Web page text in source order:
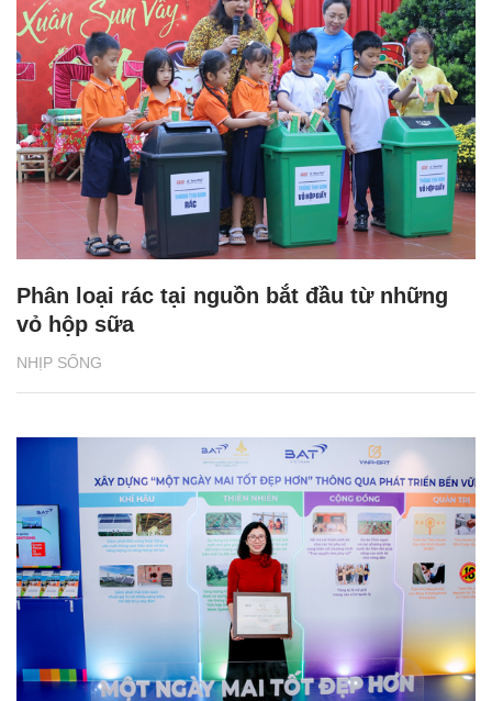
NHỊP SỐNG
Phân loại rác tại nguồn bắt đầu từ những
vỏ hộp sữa